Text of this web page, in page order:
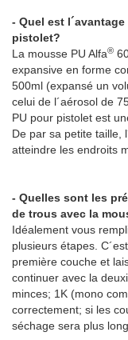
- Quel est
pistolet?
La mousse PU Alfa®
expansive en forme
500ml (expansé un
celui de l´aérosol de
PU pour pistolet est
De par sa petite taille,
atteindre les endroits
- Quelles sont les
de trous avec la
Idéalement vous
plusieurs étapes.
première couche et
continuer avec la
minces; 1K (mono
correctement; si les
séchage sera plus